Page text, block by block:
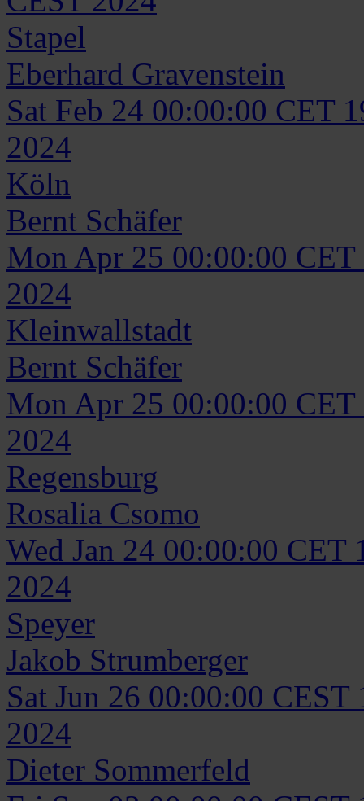
Stapel
Eberhard Gravenstein
Sat Feb 24 00:00:00 CET
2024
Köln
Bernt Schäfer
Mon Apr 25 00:00:00 CET
2024
Kleinwallstadt
Bernt Schäfer
Mon Apr 25 00:00:00 CET
2024
Regensburg
Rosalia Csomo
Wed Jan 24 00:00:00 CET
2024
Speyer
Jakob Strumberger
Sat Jun 26 00:00:00 CEST
2024
Dieter Sommerfeld